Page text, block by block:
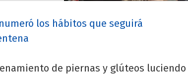
los hábitos que seguirá
de piernas y glúteos luciendo